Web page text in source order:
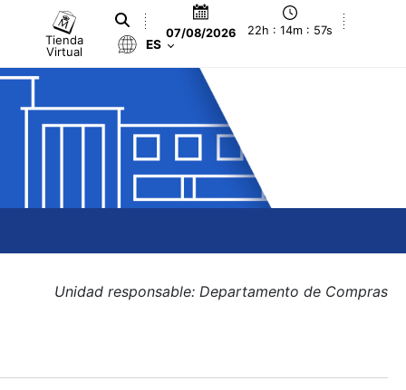
Tienda
Virtual
07/08/2026 22h : 14m : 57s
ES
Unidad responsable: Departamento de Compras